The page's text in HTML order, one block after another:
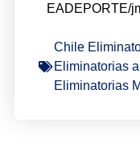
EADEPORTE/
Chile
Eliminatorias
Eliminatorias